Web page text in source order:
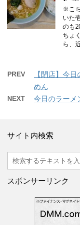
※こ
いた
のも
ちょ
ら、
PREV
【閉店】今
めん
NEXT 今日のラーメ
サイト内検索
スポンサーリンク